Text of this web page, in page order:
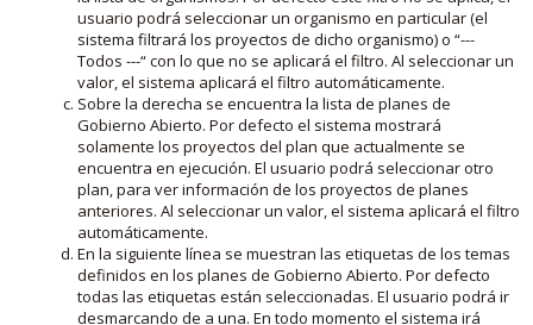
usuario podrá seleccionar un organismo en particular (el
sistema filtrará los proyectos de dicho organismo) o “---
Todos ---“ con lo que no se aplicará el filtro. Al seleccionar un
valor, el sistema aplicará el filtro automáticamente.
Sobre la derecha se encuentra la lista de planes de
Gobierno Abierto. Por defecto el sistema mostrará
solamente los proyectos del plan que actualmente se
encuentra en ejecución. El usuario podrá seleccionar otro
plan, para ver información de los proyectos de planes
anteriores. Al seleccionar un valor, el sistema aplicará el filtro
automáticamente.
En la siguiente línea se muestran las etiquetas de los temas
definidos en los planes de Gobierno Abierto. Por defecto
todas las etiquetas están seleccionadas. El usuario podrá ir
desmarcando de a una. En todo momento el sistema irá